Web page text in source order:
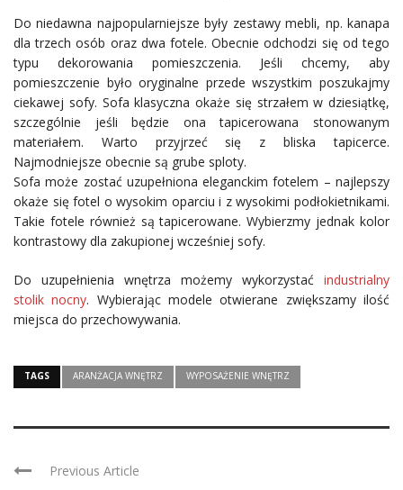
Do niedawna najpopularniejsze były zestawy mebli, np. kanapa
dla trzech osób oraz dwa fotele. Obecnie odchodzi się od tego
typu dekorowania pomieszczenia. Jeśli chcemy, aby
pomieszczenie było oryginalne przede wszystkim poszukajmy
ciekawej sofy. Sofa klasyczna okaże się strzałem w dziesiątkę,
szczególnie jeśli będzie ona tapicerowana stonowanym
materiałem. Warto przyjrzeć się z bliska tapicerce.
Najmodniejsze obecnie są grube sploty.
Sofa może zostać uzupełniona eleganckim fotelem – najlepszy
okaże się fotel o wysokim oparciu i z wysokimi podłokietnikami.
Takie fotele również są tapicerowane. Wybierzmy jednak kolor
kontrastowy dla zakupionej wcześniej sofy.
Do uzupełnienia wnętrza możemy wykorzystać industrialny
stolik nocny. Wybierając modele otwierane zwiększamy ilość
miejsca do przechowywania.
TAGS ARANŻACJA WNĘTRZ WYPOSAŻENIE WNĘTRZ
Previous Article